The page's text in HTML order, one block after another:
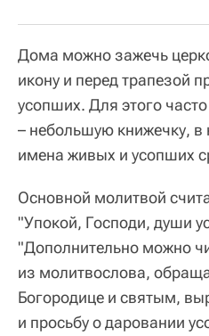
Дома можно зажечь
икону и перед трапезой
усопших. Для этого
– небольшую книжечку,
имена живых и усопших
Основной молитвой
"Упокой, Господи, души
"Дополнительно можно
из молитвослова,
Богородице и святым,
и просьбу о даровании